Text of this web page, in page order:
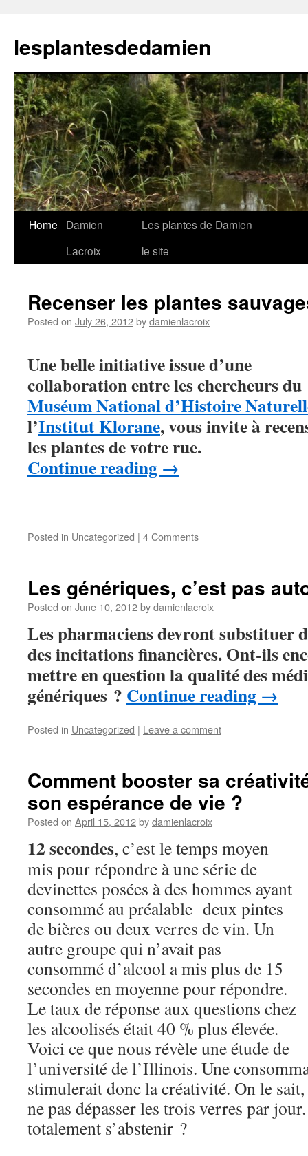
content
lesplantesdedamien
Home
Damien
Lacroix
Les plantes de Damien
le site
Recenser les plantes
Posted on July 26, 2012bydamienlacroix
Une belle initiative issue d’une
collaboration entre les chercheurs du
Muséum National d’Histoire
l’Institut Klorane, vous invite à
les plantes de votre rue.
Continue reading →
Posted in Uncategorized | 4 Comments
Les génériques, c’est pas
Posted on June 10, 2012bydamienlacroix
Les pharmaciens devront substituer
des incitations financières. Ont-ils
mettre en question la qualité des
génériques ? Continue reading →
Posted in Uncategorized | Leave a comment
Comment booster sa
son espérance de vie ?
Posted on April 15, 2012bydamienlacroix
12 secondes, c’est le temps moyen
mis pour répondre à une série de
devinettes posées à des hommes ayant
consommé au préalable deux pintes
de bières ou deux verres de vin. Un
autre groupe qui n’avait pas
consommé d’alcool a mis plus de 15
secondes en moyenne pour répondre.
Le taux de réponse aux questions chez
les alcoolisés était 40 % plus élevée.
Voici ce que nous révèle une étude de
l’université de l’Illinois. Une
stimulerait donc la créativité. On le
ne pas dépasser les trois verres par
totalement s’abstenir ?